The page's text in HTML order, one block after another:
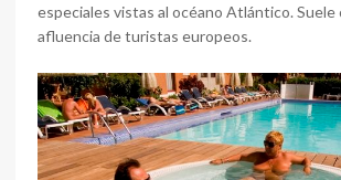
especiales vistas al océano Atlántico. Suele
afluencia de turistas europeos.